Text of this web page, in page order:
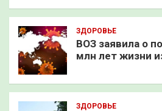
ЗДОРОВЬЕ
ВОЗ заявила о
млн лет жизни
ЗДОРОВЬЕ